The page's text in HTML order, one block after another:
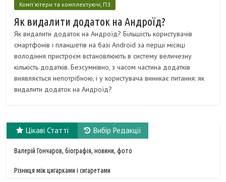
Комп'ютери та комплектуючі, ПЗ
Як видалити додаток на Андроїд?
Як видалити додаток на Андроїд? Більшість користувачів
смартфонів і планшетів на базі Android за перші місяці
володіння пристроєм встановлюють в систему величезну
кількість додатків. Безсумнівно, з часом частина додатків
виявляється непотрібною, і у користувача виникає питання: як
видалити додаток на Андроїд?
Цікаві Статті Вибір Редакції
Валерій Гончаров, біографія, новини, фото
Різниця між цигарками і сигаретами